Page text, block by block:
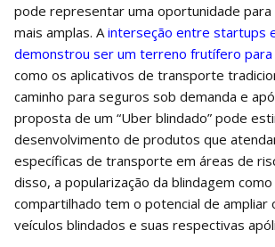
pode representar uma oportunidade
mais amplas. A interseção entre startups
demonstrou ser um terreno frutífero para
como os aplicativos de transporte
caminho para seguros sob demanda e
proposta de um “Uber blindado” pode
desenvolvimento de produtos que
específicas de transporte em áreas de
disso, a popularização da blindagem
compartilhado tem o potencial de ampliar
veículos blindados e suas respectivas